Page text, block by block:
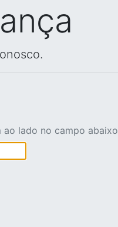
ao lado no campo abaixo